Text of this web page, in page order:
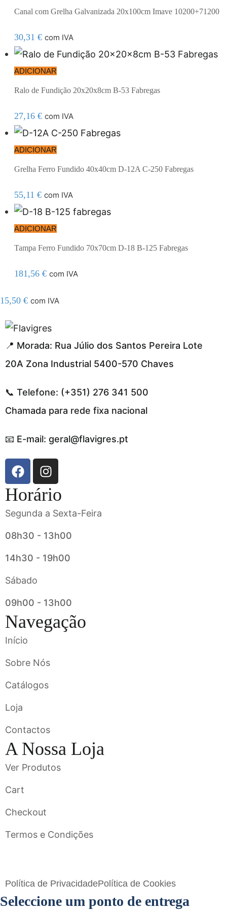
Canal com Grelha Galvanizada 20x100cm Imave 10200+71200
30,31 € com IVA
ADICIONAR
Ralo de Fundição 20x20x8cm B-53 Fabregas
27,16 € com IVA
ADICIONAR
Grelha Ferro Fundido 40x40cm D-12A C-250 Fabregas
55,11 € com IVA
ADICIONAR
Tampa Ferro Fundido 70x70cm D-18 B-125 Fabregas
181,56 € com IVA
15,50 € com IVA
resmi adresi
📍 Morada: Rua Júlio dos Santos Pereira Lote
20A Zona Industrial 5400-570 Chaves
📞 Telefone: (+351) 276 341 500
Chamada para rede fixa nacional
📧 E-mail: geral@flavigres.pt
Horário
Segunda a Sexta-Feira
08h30 - 13h00
14h30 - 19h00
Sábado
09h00 - 13h00
Navegação
Início
Sobre Nós
Catálogos
Loja
Contactos
A Nossa Loja
Ver Produtos
Cart
Checkout
Termos e Condições
Política de PrivacidadePolítica de Cookies
Seleccione um ponto de entrega